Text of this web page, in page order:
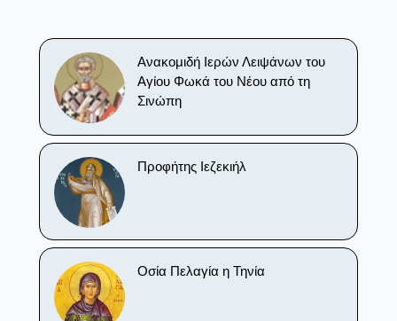
Ανακομιδή Ιερών Λειψάνων του
Αγίου Φωκά του Νέου από τη
Σινώπη
Προφήτης Ιεζεκιήλ
Οσία Πελαγία η Τηνία